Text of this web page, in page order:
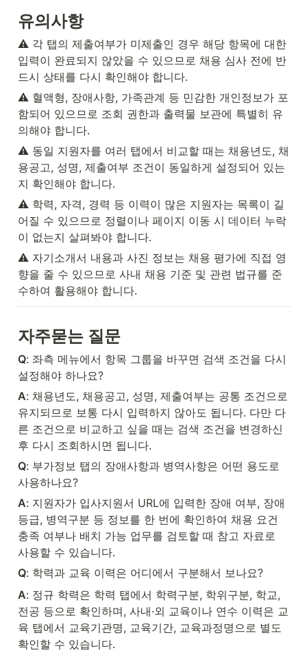
유의사항
⚠️ 각 탭의 제출여부가 미제출인 경우 해당 항목에 대한
입력이 완료되지 않았을 수 있으므로 채용 심사 전에 반
드시 상태를 다시 확인해야 합니다.
⚠️ 혈액형, 장애사항, 가족관계 등 민감한 개인정보가 포
함되어 있으므로 조회 권한과 출력물 보관에 특별히 유
의해야 합니다.
⚠️ 동일 지원자를 여러 탭에서 비교할 때는 채용년도, 채
용공고, 성명, 제출여부 조건이 동일하게 설정되어 있는
지 확인해야 합니다.
⚠️ 학력, 자격, 경력 등 이력이 많은 지원자는 목록이 길
어질 수 있으므로 정렬이나 페이지 이동 시 데이터 누락
이 없는지 살펴봐야 합니다.
⚠️ 자기소개서 내용과 사진 정보는 채용 평가에 직접 영
향을 줄 수 있으므로 사내 채용 기준 및 관련 법규를 준
수하여 활용해야 합니다.
자주묻는 질문
Q: 좌측 메뉴에서 항목 그룹을 바꾸면 검색 조건을 다시
설정해야 하나요?
A: 채용년도, 채용공고, 성명, 제출여부는 공통 조건으로
유지되므로 보통 다시 입력하지 않아도 됩니다. 다만 다
른 조건으로 비교하고 싶을 때는 검색 조건을 변경하신
후 다시 조회하시면 됩니다.
Q: 부가정보 탭의 장애사항과 병역사항은 어떤 용도로
사용하나요?
A: 지원자가 입사지원서 URL에 입력한 장애 여부, 장애
등급, 병역구분 등 정보를 한 번에 확인하여 채용 요건
충족 여부나 배치 가능 업무를 검토할 때 참고 자료로
사용할 수 있습니다.
Q: 학력과 교육 이력은 어디에서 구분해서 보나요?
A: 정규 학력은 학력 탭에서 학력구분, 학위구분, 학교,
전공 등으로 확인하며, 사내·외 교육이나 연수 이력은 교
육 탭에서 교육기관명, 교육기간, 교육과정명으로 별도
확인할 수 있습니다.